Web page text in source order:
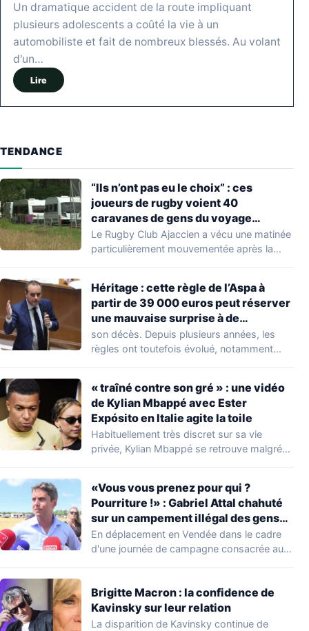
Un dramatique accident de la route impliquant
plusieurs adolescents a coûté la vie à un
automobiliste et fait de nombreux blessés. Au volant
d'un…
Lire
TENDANCE
“Ils n’ont pas eu le choix” : ces
joueurs de rugby voient 40
caravanes de gens du voyage
s’installer dans leur stade, ils les
délogent en moins d’1 heure
Le Rugby Club Ajaccien a vécu une matinée
particulièrement mouvementée après la
Héritage : cette règle de l’Aspa à
partir de 39 000 euros peut réserver
une mauvaise surprise à de
nombreuses familles
son décès. Depuis plusieurs années, les
règles ont toutefois évolué, notamment
« traîné contre son gré » : une vidéo
de Kylian Mbappé avec Ester
Expósito en Italie agite la toile
Habituellement très discret sur sa vie
privée, Kylian Mbappé se retrouve malgré
«Vous vous prenez pour qui ?
Pourriture !» : Gabriel Attal chahuté
sur un campement illégal des gens
du voyage
En déplacement en Vendée dans le cadre
d'une journée de campagne consacrée aux
Brigitte Macron : la confidence de
Kavinsky sur leur relation
La disparition de Kavinsky continue de